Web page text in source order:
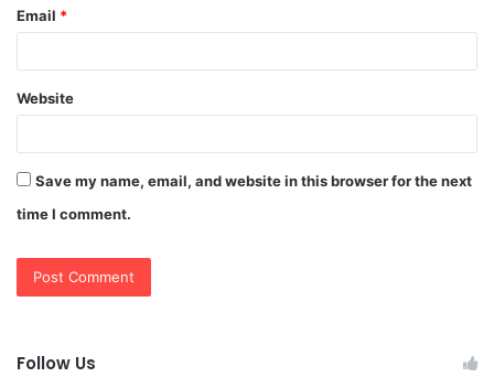
Email *
Website
Save my name, email, and website in this browser for the next
time I comment.
Follow Us